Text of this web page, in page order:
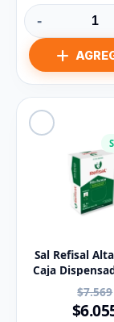
-
Sal Refisal
Caja
Sobres 1 g
$7.569